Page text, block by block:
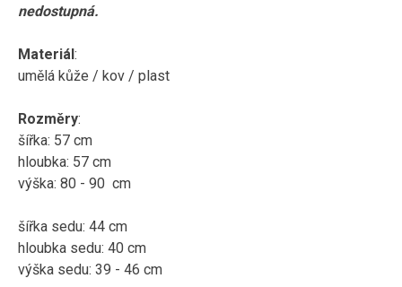
nedostupná.
Materiál:
umělá kůže / kov / plast
Rozměry:
šířka: 57 cm
hloubka: 57 cm
výška: 80 - 90 cm
šířka sedu: 44 cm
hloubka sedu: 40 cm
výška sedu: 39 - 46 cm